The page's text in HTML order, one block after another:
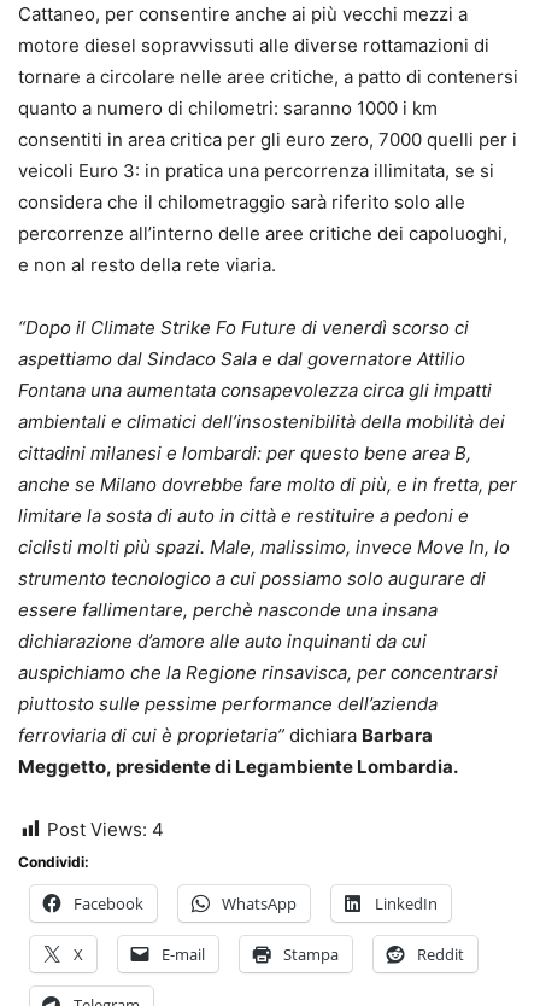
Cattaneo, per consentire anche ai più vecchi mezzi a
motore diesel sopravvissuti alle diverse rottamazioni di
tornare a circolare nelle aree critiche, a patto di contenersi
quanto a numero di chilometri: saranno 1000 i km
consentiti in area critica per gli euro zero, 7000 quelli per i
veicoli Euro 3: in pratica una percorrenza illimitata, se si
considera che il chilometraggio sarà riferito solo alle
percorrenze all’interno delle aree critiche dei capoluoghi,
e non al resto della rete viaria.
“Dopo il Climate Strike Fo Future di venerdì scorso ci
aspettiamo dal Sindaco Sala e dal governatore Attilio
Fontana una aumentata consapevolezza circa gli impatti
ambientali e climatici dell’insostenibilità della mobilità dei
cittadini milanesi e lombardi: per questo bene area B,
anche se Milano dovrebbe fare molto di più, e in fretta, per
limitare la sosta di auto in città e restituire a pedoni e
ciclisti molti più spazi. Male, malissimo, invece Move In, lo
strumento tecnologico a cui possiamo solo augurare di
essere fallimentare, perchè nasconde una insana
dichiarazione d’amore alle auto inquinanti da cui
auspichiamo che la Regione rinsavisca, per concentrarsi
piuttosto sulle pessime performance dell’azienda
ferroviaria di cui è proprietaria” dichiara Barbara
Meggetto, presidente di Legambiente Lombardia.
Post Views: 4
Condividi:
Facebook WhatsApp LinkedIn
X E-mail Stampa Reddit